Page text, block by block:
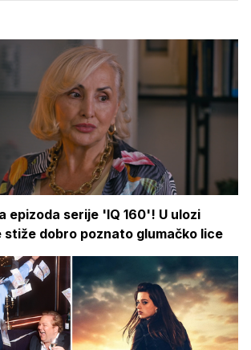
epizoda serije 'IQ 160'! U ulozi
stiže dobro poznato glumačko lice